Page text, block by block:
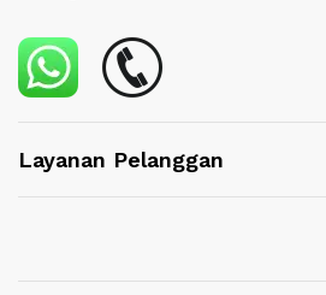
Layanan Pelanggan